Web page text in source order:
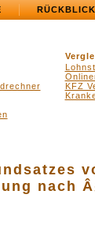
RÜCKBLICK
KFZ
nach